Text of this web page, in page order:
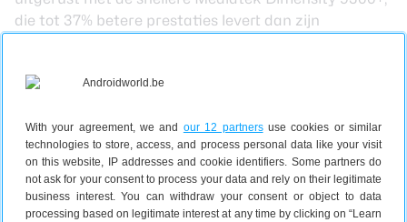
With your agreement, we and our 12 partnersuse cookies or similar
technologies to store, access, and process personal data like your visit
on this website, IP addresses and cookie identifiers. Some partners do
not ask for your consent to process your data and rely on their legitimate
business interest. You can withdraw your consent or object to data
processing based on legitimate interest at any time by clicking on “Learn
die tot 37% betere prestaties levert dan zijn
geavanceerde functies zoals beeldverwerking en
Fotografie staat centraal in beide toestellen, dankzij
een samenwerking met Leica. Beide versies
beschikken over een drievoudig camerasysteem met
een 50 megapixel hoofdcamera, een 50 megapixel
telelens, en een 12 megapixel ultragroothoeklens.